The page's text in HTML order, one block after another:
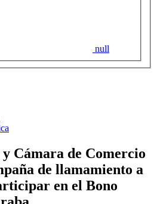
null
Cámara de Comercio
de llamamiento a
en el Bono